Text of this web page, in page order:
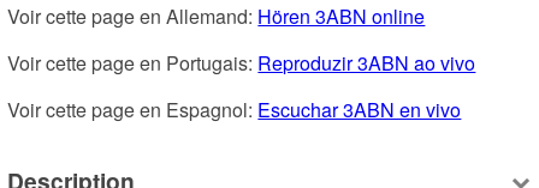
Voir cette page en Allemand: Hören 3ABN online
Voir cette page en Portugais: Reproduzir 3ABN ao vivo
Voir cette page en Espagnol: Escuchar 3ABN en vivo
Description